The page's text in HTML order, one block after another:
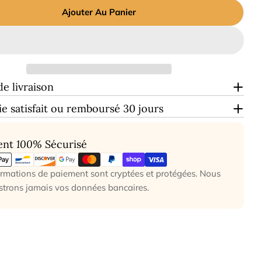
Ajouter Au Panier
livraison
satisfait ou remboursé 30 jours
100% Sécurisé
de paiement sont cryptées et protégées. Nous
jamais vos données bancaires.